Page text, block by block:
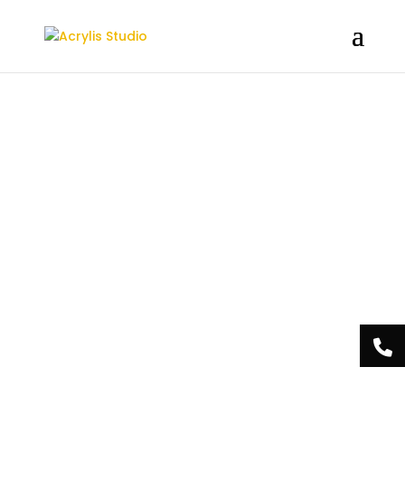
infection. * However, the dangerous code has been removed, and